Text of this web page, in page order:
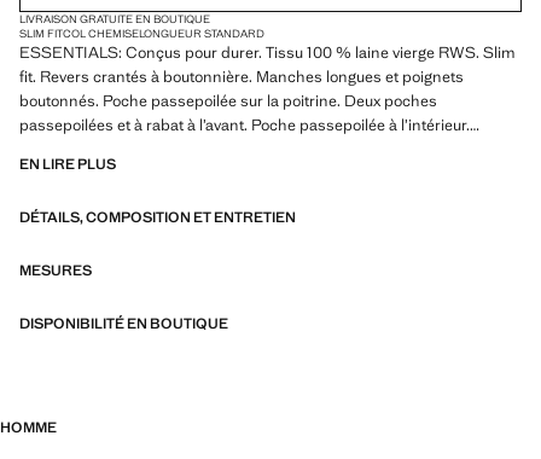
LIVRAISON GRATUITE EN BOUTIQUE
SLIM FITCOL CHEMISELONGUEUR STANDARD
ESSENTIALS: Conçus pour durer. Tissu 100 % laine vierge RWS. Slim
fit. Revers crantés à boutonnière. Manches longues et poignets
boutonnés. Poche passepoilée sur la poitrine. Deux poches
passepoilées et à rabat à l’avant. Poche passepoilée à l’intérieur.
calidad añadiendo nuevas pruebas de resistencia a nuestras prendas.
más durables, versátiles y atemporales
EN LIRE PLUS
DÉTAILS, COMPOSITION ET ENTRETIEN
MESURES
DISPONIBILITÉ EN BOUTIQUE
HOMME